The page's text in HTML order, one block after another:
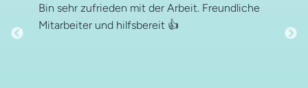
Bin sehr zufrieden mit der Arbeit. Freundliche
Mitarbeiter und hilfsbereit 👍